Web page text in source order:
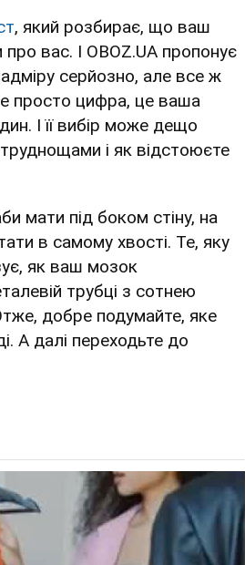
, який розбирає, що ваш
вас. І OBOZ.UA пропонує
серйозно, але все ж
просто цифра, це ваша
І її вибір може дещо
і як відстоюєте
мати під боком стіну, на
в самому хвості. Те, яку
як ваш мозок
трубці з сотнею
добре подумайте, яке
А далі переходьте до